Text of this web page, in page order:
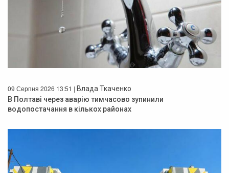
09 Серпня 2026 13:51 | Влада Ткаченко
В Полтаві через аварію тимчасово зупинили
водопостачання в кількох районах